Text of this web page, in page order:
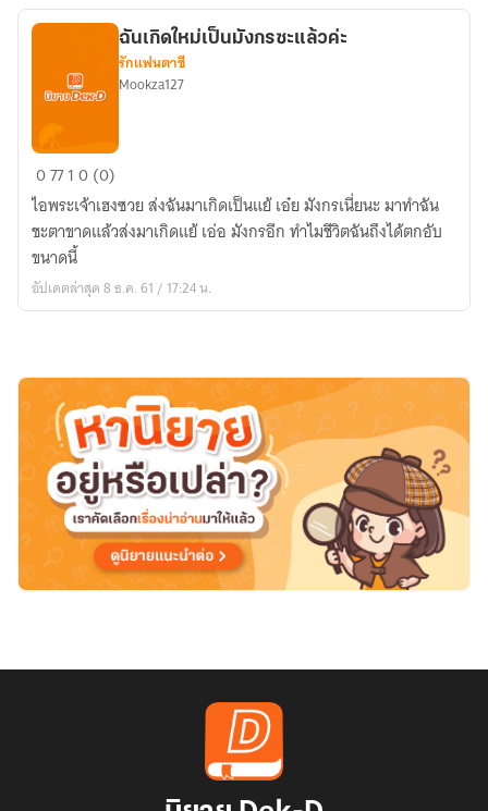
คุณ
ฉัน
เกิด
ใหม่
เป็น
มังกร
ซะ
ฉันเกิดใหม่เป็นมังกรซะแล้วค่ะ
รักแฟนตาซี
Mookza127
07710 (0)
ไอพระเจ้าเฮงซวย ส่งฉันมาเกิดเป็นแย้ เอ๋ย มังกรเนี่ยนะ มาทำฉัน
ชะตาขาดแล้วส่งมาเกิดแย้ เอ่อ มังกรอีก ทำไมชีวิตฉันถึงได้ตกอับ
ขนาดนี้
อัปเดตล่าสุด 8 ธ.ค. 61 / 17:24 น.